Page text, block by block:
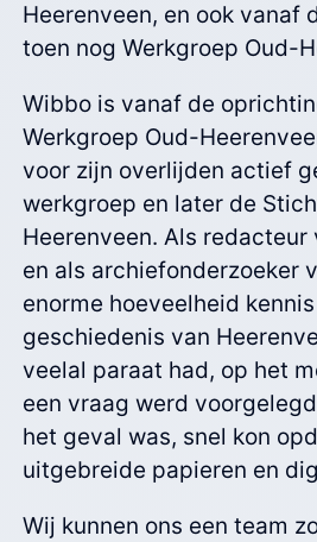
Heerenveen, en ook vanaf
toen nog Werkgroep Oud-
Wibbo is vanaf de
Werkgroep Oud-
voor zijn overlijden actief
werkgroep en later de
Heerenveen. Als redacteur
en als archiefonderzoeker
enorme hoeveelheid
geschiedenis van
veelal paraat had, op het
een vraag werd
het geval was, snel kon
uitgebreide papieren en
Wij kunnen ons een team